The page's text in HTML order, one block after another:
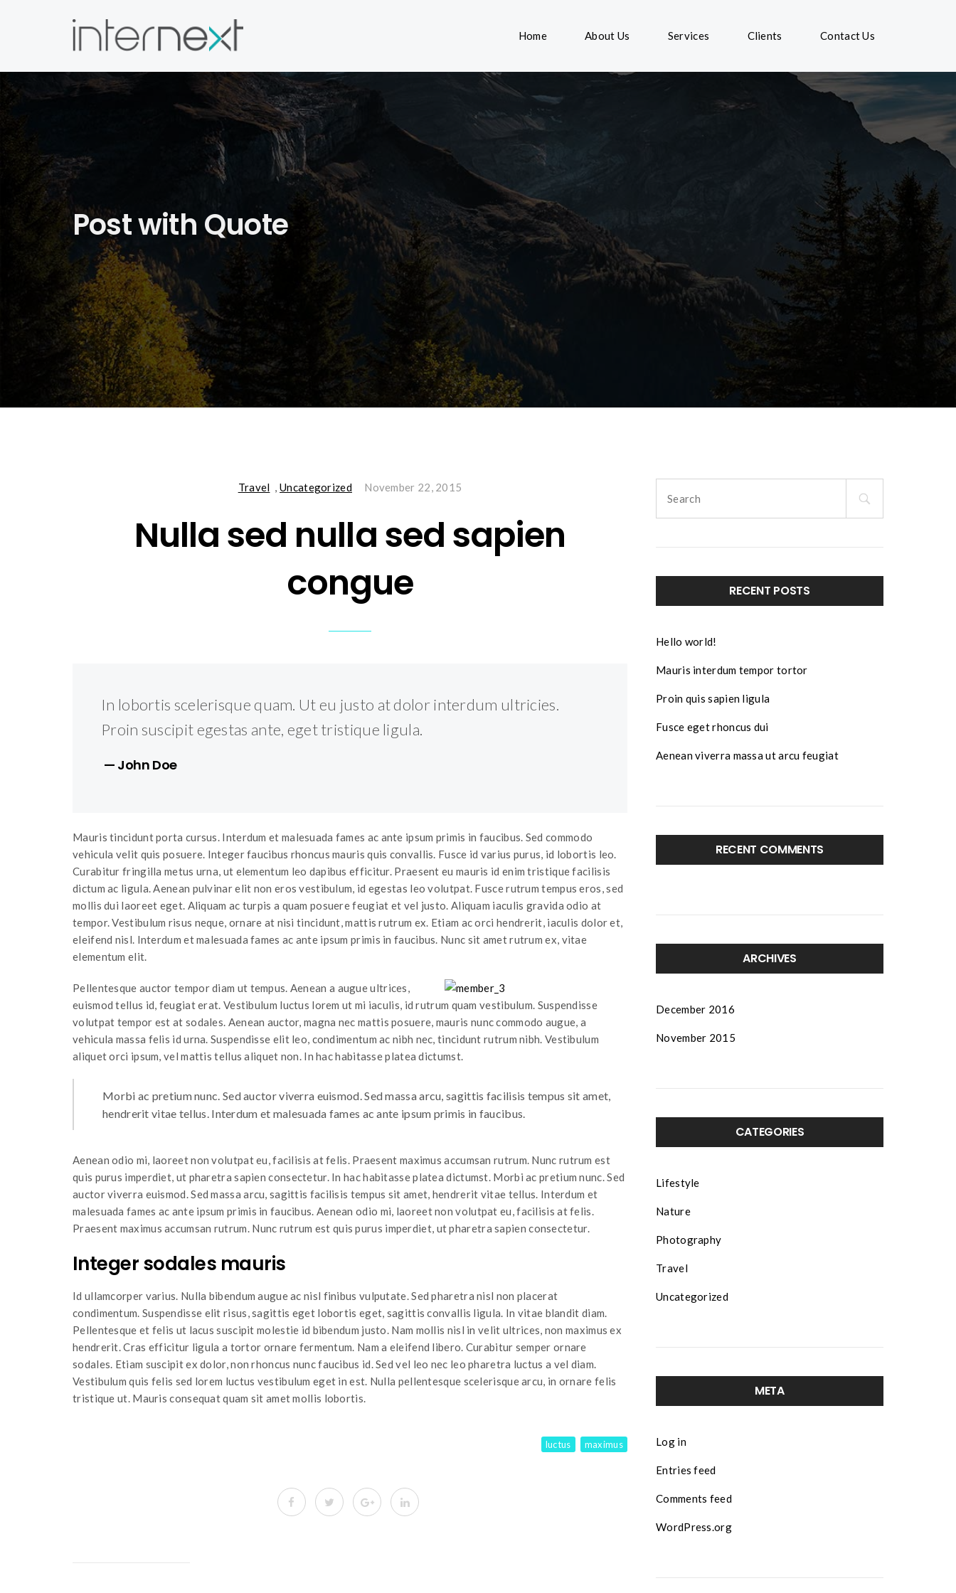
Home About Us Services Clients Contact Us
Post with Quote
Travel ,Uncategorized November 22, 2015
Nulla sed nulla sed sapien
congue
In lobortis scelerisque quam. Ut eu justo at dolor interdum ultricies.
Proin suscipit egestas ante, eget tristique ligula.
— John Doe
Mauris tincidunt porta cursus. Interdum et malesuada fames ac ante ipsum primis in faucibus. Sed commodo
vehicula velit quis posuere. Integer faucibus rhoncus mauris quis convallis. Fusce id varius purus, id lobortis leo.
Curabitur fringilla metus urna, ut elementum leo dapibus efficitur. Praesent eu mauris id enim tristique facilisis
dictum ac ligula. Aenean pulvinar elit non eros vestibulum, id egestas leo volutpat. Fusce rutrum tempus eros, sed
mollis dui laoreet eget. Aliquam ac turpis a quam posuere feugiat et vel justo. Aliquam iaculis gravida odio at
tempor. Vestibulum risus neque, ornare at nisi tincidunt, mattis rutrum ex. Etiam ac orci hendrerit, iaculis dolor et,
eleifend nisl. Interdum et malesuada fames ac ante ipsum primis in faucibus. Nunc sit amet rutrum ex, vitae
elementum elit.
Pellentesque auctor tempor diam ut tempus. Aenean a augue ultrices,
euismod tellus id, feugiat erat. Vestibulum luctus lorem ut mi iaculis, id rutrum quam vestibulum. Suspendisse
volutpat tempor est at sodales. Aenean auctor, magna nec mattis posuere, mauris nunc commodo augue, a
vehicula massa felis id urna. Suspendisse elit leo, condimentum ac nibh nec, tincidunt rutrum nibh. Vestibulum
aliquet orci ipsum, vel mattis tellus aliquet non. In hac habitasse platea dictumst.
Morbi ac pretium nunc. Sed auctor viverra euismod. Sed massa arcu, sagittis facilisis tempus sit amet,
hendrerit vitae tellus. Interdum et malesuada fames ac ante ipsum primis in faucibus.
Aenean odio mi, laoreet non volutpat eu, facilisis at felis. Praesent maximus accumsan rutrum. Nunc rutrum est
quis purus imperdiet, ut pharetra sapien consectetur. In hac habitasse platea dictumst. Morbi ac pretium nunc. Sed
auctor viverra euismod. Sed massa arcu, sagittis facilisis tempus sit amet, hendrerit vitae tellus. Interdum et
malesuada fames ac ante ipsum primis in faucibus. Aenean odio mi, laoreet non volutpat eu, facilisis at felis.
Praesent maximus accumsan rutrum. Nunc rutrum est quis purus imperdiet, ut pharetra sapien consectetur.
Integer sodales mauris
Id ullamcorper varius. Nulla bibendum augue ac nisl finibus vulputate. Sed pharetra nisl non placerat
condimentum. Suspendisse elit risus, sagittis eget lobortis eget, sagittis convallis ligula. In vitae blandit diam.
Pellentesque et felis ut lacus suscipit molestie id bibendum justo. Nam mollis nisl in velit ultrices, non maximus ex
hendrerit. Cras efficitur ligula a tortor ornare fermentum. Nam a eleifend libero. Curabitur semper ornare
sodales. Etiam suscipit ex dolor, non rhoncus nunc faucibus id. Sed vel leo nec leo pharetra luctus a vel diam.
Vestibulum quis felis sed lorem luctus vestibulum eget in est. Nulla pellentesque scelerisque arcu, in ornare felis
tristique ut. Mauris consequat quam sit amet mollis lobortis.
luctus maximus
for:
RECENT POSTS
Hello world!
Mauris interdum tempor tortor
Proin quis sapien ligula
Fusce eget rhoncus dui
Aenean viverra massa ut arcu feugiat
RECENT COMMENTS
ARCHIVES
December 2016
November 2015
CATEGORIES
Lifestyle
Nature
Photography
Travel
Uncategorized
META
Log in
Entries feed
Comments feed
WordPress.org